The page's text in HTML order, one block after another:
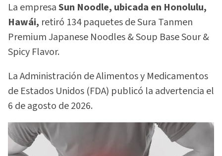
La empresaSun Noodle, ubicada en Honolulu,
Hawái, retiró 134 paquetes de Sura Tanmen
Premium Japanese Noodles & Soup Base Sour &
Spicy Flavor.
La Administración de Alimentos y Medicamentos
de Estados Unidos (FDA) publicó la advertencia el
6 de agosto de 2026.